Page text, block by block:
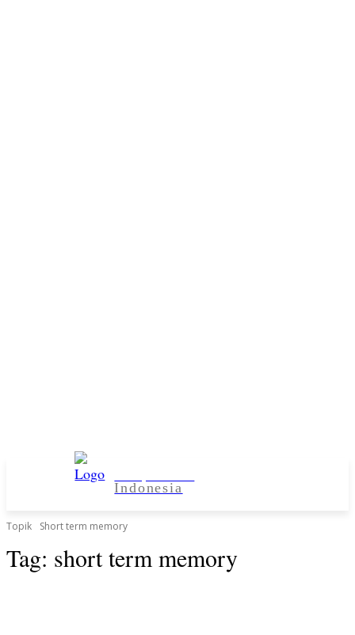
Indonesia
Topik Short term memory
Tag: short term memory